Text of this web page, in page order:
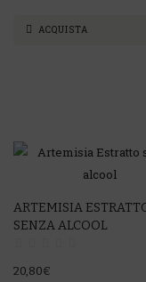
ACQUISTA
ARTEMISIA
SENZA ALCOOL
20,80€